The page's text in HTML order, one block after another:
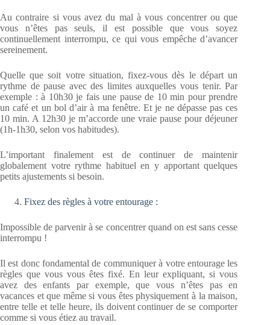
Au contraire si vous avez du mal à vous concentrer ou que
vous n’êtes pas seuls, il est possible que vous soyez
continuellement interrompu, ce qui vous empêche d’avancer
sereinement.
Quelle que soit votre situation, fixez-vous dès le départ un
rythme de pause avec des limites auxquelles vous tenir. Par
exemple : à 10h30 je fais une pause de 10 min pour prendre
un café et un bol d’air à ma fenêtre. Et je ne dépasse pas ces
10 min. A 12h30 je m’accorde une vraie pause pour déjeuner
(1h-1h30, selon vos habitudes).
L’important finalement est de continuer de maintenir
globalement votre rythme habituel en y apportant quelques
petits ajustements si besoin.
Fixez des règles à votre entourage :
Impossible de parvenir à se concentrer quand on est sans cesse
interrompu !
Il est donc fondamental de communiquer à votre entourage les
règles que vous vous êtes fixé. En leur expliquant, si vous
avez des enfants par exemple, que vous n’êtes pas en
vacances et que même si vous êtes physiquement à la maison,
entre telle et telle heure, ils doivent continuer de se comporter
comme si vous étiez au travail.